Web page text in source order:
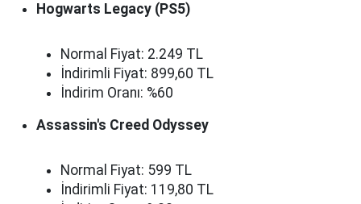
Hogwarts Legacy (PS5)
Normal Fiyat: 2.249 TL
İndirimli Fiyat: 899,60 TL
İndirim Oranı: %60
Assassin's Creed Odyssey
Normal Fiyat: 599 TL
İndirimli Fiyat: 119,80 TL